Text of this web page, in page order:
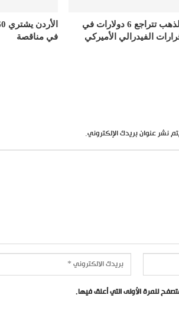
أسعار الذهب تتراجع 6 دولارات في
الفيدرالي الأميركي
في مناقصة
نشر عنوان بريدك الإلكتروني.
للمرة الأولى التي أعلق فيها.